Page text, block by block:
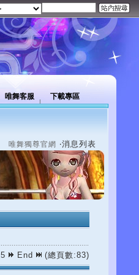
唯舞客服 下載專區
唯舞獨尊官網 ‧消息列表
5 End (總頁數:83)